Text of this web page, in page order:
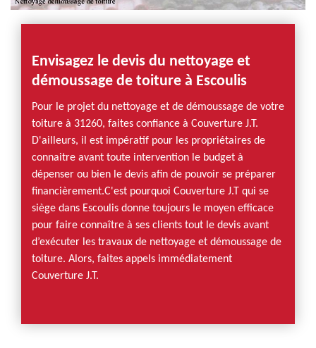
Envisagez le devis du nettoyage et
démoussage de toiture à Escoulis
Pour le projet du nettoyage et de démoussage de votre
toiture à 31260, faites confiance à Couverture J.T.
D'ailleurs, il est impératif pour les propriétaires de
connaitre avant toute intervention le budget à
dépenser ou bien le devis afin de pouvoir se préparer
financièrement.C'est pourquoi Couverture J.T qui se
siège dans Escoulis donne toujours le moyen efficace
pour faire connaître à ses clients tout le devis avant
d’exécuter les travaux de nettoyage et démoussage de
toiture. Alors, faites appels immédiatement
Couverture J.T.